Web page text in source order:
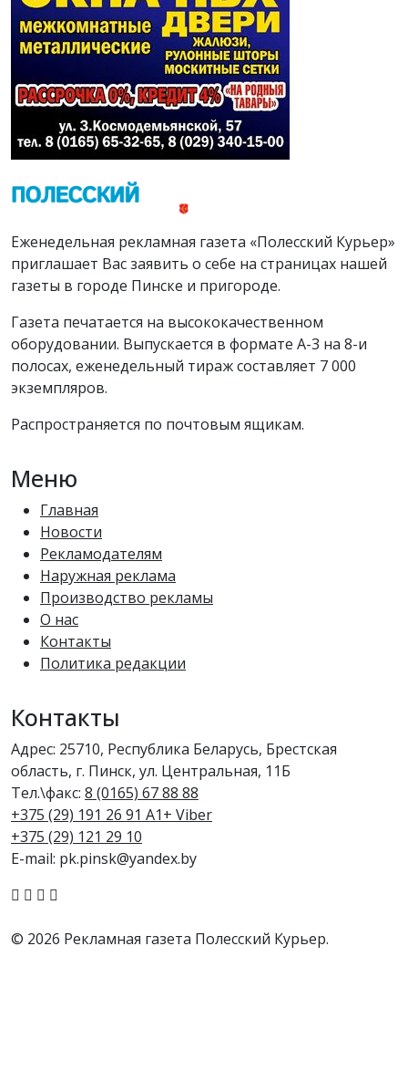
Еженедельная рекламная газета «Полесский Курьер»
приглашает Вас заявить о себе на страницах нашей
газеты в городе Пинске и пригороде.
Газета печатается на высококачественном
оборудовании. Выпускается в формате А-3 на 8-и
полосах, еженедельный тираж составляет 7 000
экземпляров.
Распространяется по почтовым ящикам.
Меню
Главная
Новости
Рекламодателям
Наружная реклама
Производство рекламы
О нас
Контакты
Политика редакции
Контакты
Адрес: 25710, Республика Беларусь, Брестская
область, г. Пинск, ул. Центральная, 11Б
Тел.\факс: 8 (0165) 67 88 88
+375 (29) 191 26 91 A1+ Viber
+375 (29) 121 29 10
E-mail: pk.pinsk@yandex.by
© 2026 Рекламная газета Полесский Курьер.